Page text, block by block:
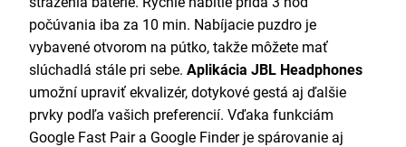
počúvania iba za 10 min. Nabíjacie puzdro je
vybavené otvorom na pútko, takže môžete mať
slúchadlá stále pri sebe. Aplikácia JBL Headphones
umožní upraviť ekvalizér, dotykové gestá aj ďalšie
prvky podľa vašich preferencií. Vďaka funkciám
Google Fast Pair a Google Finder je spárovanie aj